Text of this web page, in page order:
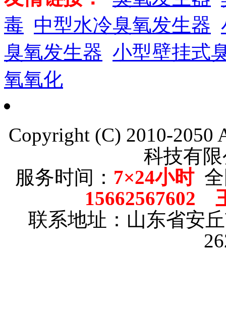
毒 中型水冷臭氧发生器
臭氧发生器 小型壁挂式
氧氧化
Copyright (C) 2010-2050
科技有
服务时间： 7×24小时全
15662567602
联系地址：山东省安